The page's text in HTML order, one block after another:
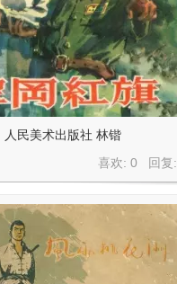
人民美术出版社 林锴
喜欢: 0 回复: